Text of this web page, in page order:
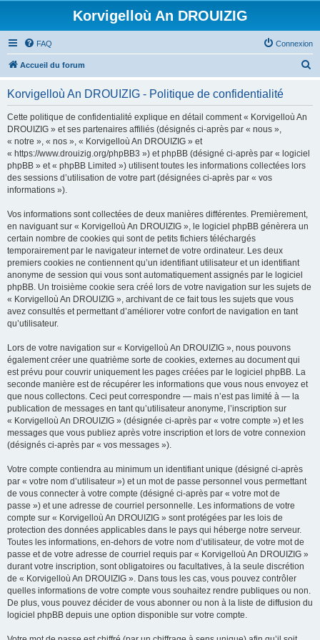
Korvigelloù An DROUIZIG
FAQ Connexion
Accueil du forum
Korvigelloù An DROUIZIG - Politique de confidentialité
Cette politique de confidentialité explique en détail comment « Korvigelloù An
DROUIZIG » et ses partenaires affiliés (désignés ci-après par « nous »,
« notre », « nos », « Korvigelloù An DROUIZIG » et
« https://www.drouizig.org/phpBB3 ») et phpBB (désigné ci-après par « logiciel
phpBB » et « phpBB Limited ») utilisent toutes les informations collectées lors
des sessions d’utilisation de votre part (désignées ci-après par « vos
informations »).
Vos informations sont collectées de deux manières différentes. Premièrement,
en naviguant sur « Korvigelloù An DROUIZIG », le logiciel phpBB génèrera un
certain nombre de cookies qui sont de petits fichiers téléchargés
temporairement par le navigateur internet de votre ordinateur. Les deux
premiers cookies ne contiennent qu’un identifiant utilisateur et un identifiant
anonyme de session qui vous sont automatiquement assignés par le logiciel
phpBB. Un troisième cookie sera créé lors de votre navigation sur les sujets de
« Korvigelloù An DROUIZIG », archivant de ce fait tous les sujets que vous
avez consultés et permettant d’améliorer votre confort de navigation en tant
qu’utilisateur.
Lors de votre navigation sur « Korvigelloù An DROUIZIG », nous pouvons
également créer une quatrième sorte de cookies, externes au document qui
est prévu pour couvrir uniquement les pages créées par le logiciel phpBB. La
seconde manière est de récupérer les informations que vous nous envoyez et
que nous collectons. Ceci peut correspondre — mais n’est pas limité à — la
publication de messages en tant qu’utilisateur anonyme, l’inscription sur
« Korvigelloù An DROUIZIG » (désignée ci-après par « votre compte ») et les
messages que vous publiez après votre inscription et lors de votre connexion
(désignés ci-après par « vos messages »).
Votre compte contiendra au minimum un identifiant unique (désigné ci-après
par « votre nom d’utilisateur ») et un mot de passe personnel vous permettant
de vous connecter à votre compte (désigné ci-après par « votre mot de
passe ») et une adresse de courriel personnelle. Les informations de votre
compte sur « Korvigelloù An DROUIZIG » sont protégées par les lois de
protection des données applicables dans le pays qui héberge notre serveur.
Toutes les informations, en-dehors de votre nom d’utilisateur, de votre mot de
passe et de votre adresse de courriel requis par « Korvigelloù An DROUIZIG »
durant votre inscription, sont obligatoires ou facultatives, à la seule discrétion
de « Korvigelloù An DROUIZIG ». Dans tous les cas, vous pouvez contrôler
quelles informations de votre compte vous souhaitez rendre publiques ou non.
De plus, vous pouvez décider de vous abonner ou non à la liste de diffusion du
logiciel phpBB depuis une option disponible sur votre compte.